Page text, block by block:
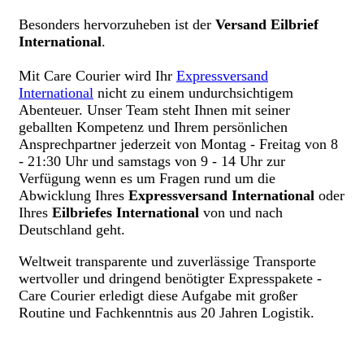
Besonders hervorzuheben ist der Versand Eilbrief
International.
Mit Care Courier wird Ihr Expressversand
International nicht zu einem undurchsichtigem
Abenteuer. Unser Team steht Ihnen mit seiner
geballten Kompetenz und Ihrem persönlichen
Ansprechpartner jederzeit von Montag - Freitag von 8
- 21:30 Uhr und samstags von 9 - 14 Uhr zur
Verfügung wenn es um Fragen rund um die
Abwicklung Ihres Expressversand International oder
Ihres Eilbriefes International von und nach
Deutschland geht.
Weltweit transparente und zuverlässige Transporte
wertvoller und dringend benötigter Expresspakete -
Care Courier erledigt diese Aufgabe mit großer
Routine und Fachkenntnis aus 20 Jahren Logistik.